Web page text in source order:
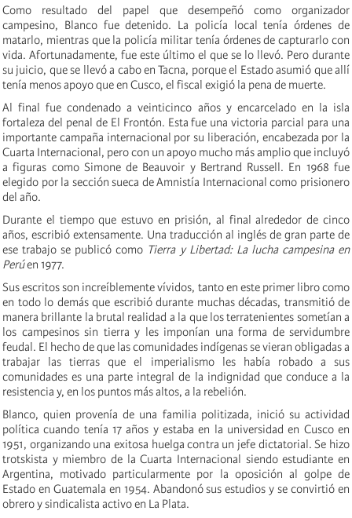
Como resultado del papel que desempeñó como organizador
campesino, Blanco fue detenido. La policía local tenía órdenes de
matarlo, mientras que la policía militar tenía órdenes de capturarlo con
vida. Afortunadamente, fue este último el que se lo llevó. Pero durante
su juicio, que se llevó a cabo en Tacna, porque el Estado asumió que allí
tenía menos apoyo que en Cusco, el fiscal exigió la pena de muerte.
Al final fue condenado a veinticinco años y encarcelado en la isla
fortaleza del penal de El Frontón. Esta fue una victoria parcial para una
importante campaña internacional por su liberación, encabezada por la
Cuarta Internacional, pero con un apoyo mucho más amplio que incluyó
a figuras como Simone de Beauvoir y Bertrand Russell. En 1968 fue
elegido por la sección sueca de Amnistía Internacional como prisionero
del año.
Durante el tiempo que estuvo en prisión, al final alrededor de cinco
años, escribió extensamente. Una traducción al inglés de gran parte de
ese trabajo se publicó como Tierra y Libertad: La lucha campesina en
Perúen 1977.
Sus escritos son increíblemente vívidos, tanto en este primer libro como
en todo lo demás que escribió durante muchas décadas, transmitió de
manera brillante la brutal realidad a la que los terratenientes sometían a
los campesinos sin tierra y les imponían una forma de servidumbre
feudal. El hecho de que las comunidades indígenas se vieran obligadas a
trabajar las tierras que el imperialismo les había robado a sus
comunidades es una parte integral de la indignidad que conduce a la
resistencia y, en los puntos más altos, a la rebelión.
Blanco, quien provenía de una familia politizada, inició su actividad
política cuando tenía 17 años y estaba en la universidad en Cusco en
1951, organizando una exitosa huelga contra un jefe dictatorial. Se hizo
trotskista y miembro de la Cuarta Internacional siendo estudiante en
Argentina, motivado particularmente por la oposición al golpe de
Estado en Guatemala en 1954. Abandonó sus estudios y se convirtió en
obrero y sindicalista activo en La Plata.